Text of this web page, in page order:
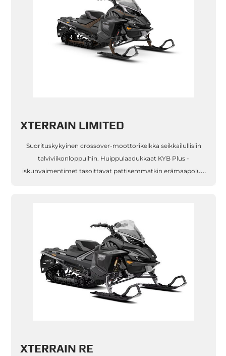
XTERRAIN LIMITED
Suorituskykyinen crossover-moottorikelkka seikkailullisiin
talviviikonloppuihin. Huippulaadukkaat KYB Plus -
iskunvaimentimet tasoittavat pattisemmatkin erämaapolut.
XTERRAIN RE